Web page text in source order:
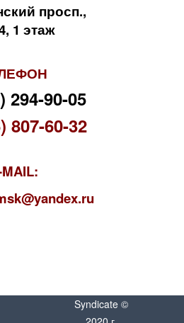
просп.,
1 этаж
294-90-05
807-60-32
Syndicate ©